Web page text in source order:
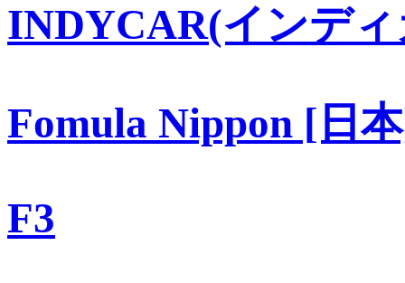
INDYCAR(インデ
Fomula Nippon [日
F3